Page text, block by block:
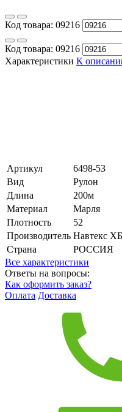
Код товара: 09216
Код товара: 09216
Характеристики К
Артикул
6498-53
Вид
Рулон
Длина
200м
Материал
Марля
Плотность
52
Производитель Навтекс
Страна
РОССИЯ
Все характеристики
Ответы на вопросы:
Как оформить заказ?
Оплата Доставка